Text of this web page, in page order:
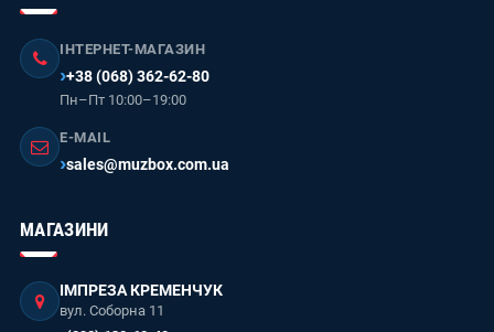
ІНТЕРНЕТ-МАГАЗИН
+38 (068) 362-62-80
Пн–Пт 10:00–19:00
E-MAIL
sales@muzbox.com.ua
МАГАЗИНИ
ІМПРЕЗА КРЕМЕНЧУК
вул. Соборна 11